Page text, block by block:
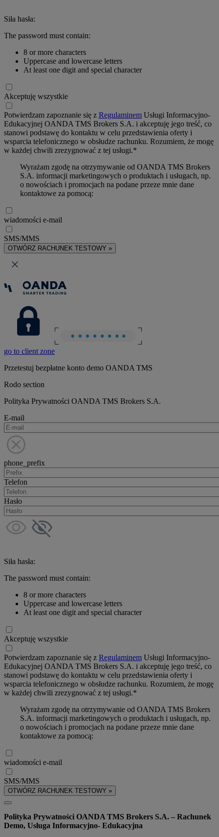
Siła hasła:
The password must contain:
8 or more characters
Uppercase and lowercase letters
At least one digit and special character
Akceptuję wszystkie
Potwierdzam zapoznanie się z Regulaminem Usługi Informacyjno-
Edukacyjnej OANDA TMS Brokers S.A. i akceptuję jego treść, co
stanowi podstawę do kontaktu w celu przedstawienia oferty i
wsparcia telefonicznego w obsłudze rachunku. Rozumiem, że mogę
w każdej chwili zrezygnować z tej usługi.*
Wyrażam zgodę na otrzymywanie od OANDA TMS Brokers
S.A. informacji marketingowych o produktach i usługach, np.
o nowościach i promocjach na podane przeze mnie dane
kontaktowe za pomocą:
wiadomości e-mail
SMS/MMS
OTWÓRZ RACHUNEK TESTOWY »
go to client zone
Przetestuj bezpłatne konto demo OANDA TMS
Rodo section
Polityka Prywatności OANDA TMS Brokers S.A.
E-mail
phone_prefix
Telefon
Hasło
Siła hasła:
The password must contain:
8 or more characters
Uppercase and lowercase letters
At least one digit and special character
Akceptuję wszystkie
Potwierdzam zapoznanie się z Regulaminem Usługi Informacyjno-
Edukacyjnej OANDA TMS Brokers S.A. i akceptuję jego treść, co
stanowi podstawę do kontaktu w celu przedstawienia oferty i
wsparcia telefonicznego w obsłudze rachunku. Rozumiem, że mogę
w każdej chwili zrezygnować z tej usługi.*
Wyrażam zgodę na otrzymywanie od OANDA TMS Brokers
S.A. informacji marketingowych o produktach i usługach, np.
o nowościach i promocjach na podane przeze mnie dane
kontaktowe za pomocą:
wiadomości e-mail
SMS/MMS
OTWÓRZ RACHUNEK TESTOWY »
Polityka Prywatności OANDA TMS Brokers S.A. – Rachunek
Demo, Usługa Informacyjno- Edukacyjna